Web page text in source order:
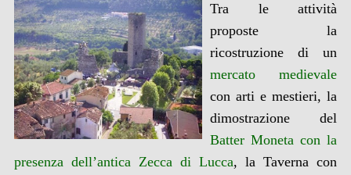
Tra le attività
proposte la
ricostruzione di un
mercato medievale
con arti e mestieri, la
dimostrazione del
Batter Moneta con la
presenza dell’antica Zecca di Lucca, la Taverna con